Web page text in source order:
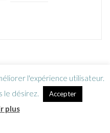
l'expérience utilisateur.
le désirez.
Accepter
plus